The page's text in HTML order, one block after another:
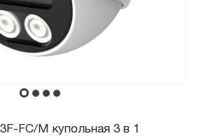
FC/M купольная 3 в 1